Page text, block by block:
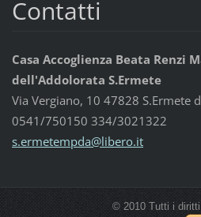
Contatti
Casa Accoglienza Beata Renzi
dell'Addolorata S.Ermete
Via Vergiano, 10 47828 S.Ermete
0541/750150 334/3021322
s.ermetempda@libero.it
© 2010 Tutti i